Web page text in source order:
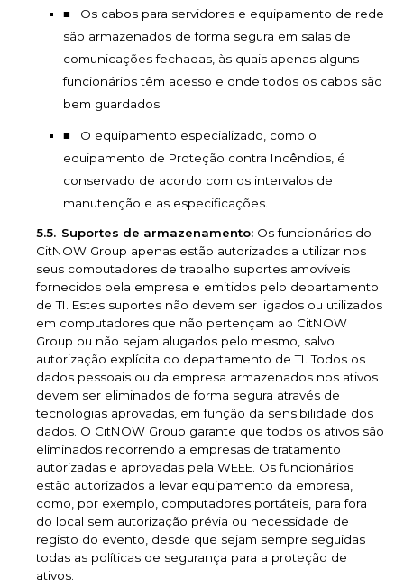
Os cabos para servidores e equipamento de rede
são armazenados de forma segura em salas de
comunicações fechadas, às quais apenas alguns
funcionários têm acesso e onde todos os cabos são
bem guardados.
O equipamento especializado, como o
equipamento de Proteção contra Incêndios, é
conservado de acordo com os intervalos de
manutenção e as especificações.
Suportes de armazenamento: Os funcionários do
CitNOW Group apenas estão autorizados a utilizar nos
seus computadores de trabalho suportes amovíveis
fornecidos pela empresa e emitidos pelo departamento
de TI. Estes suportes não devem ser ligados ou utilizados
em computadores que não pertençam ao CitNOW
Group ou não sejam alugados pelo mesmo, salvo
autorização explícita do departamento de TI. Todos os
dados pessoais ou da empresa armazenados nos ativos
devem ser eliminados de forma segura através de
tecnologias aprovadas, em função da sensibilidade dos
dados. O CitNOW Group garante que todos os ativos são
eliminados recorrendo a empresas de tratamento
autorizadas e aprovadas pela WEEE. Os funcionários
estão autorizados a levar equipamento da empresa,
como, por exemplo, computadores portáteis, para fora
do local sem autorização prévia ou necessidade de
registo do evento, desde que sejam sempre seguidas
todas as políticas de segurança para a proteção de
ativos.